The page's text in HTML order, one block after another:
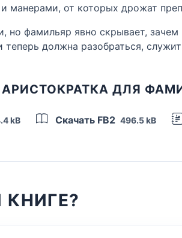
манерами, от которых дрожат
но фамильяр явно скрывает,
должна разобраться,
ДЛЯ
kB Скачать FB2 496.5 kB